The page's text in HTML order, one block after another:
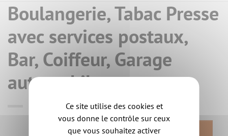
Boulangerie, Tabac Presse
avec services postaux,
Bar, Coiffeur, Garage
automobile
RETOUR
Ce site utilise des cookies et
vous donne le contrôle sur ceux
que vous souhaitez activer